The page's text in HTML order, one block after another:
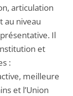
articulation
au niveau
Il
et
:
meilleure
et l’Union